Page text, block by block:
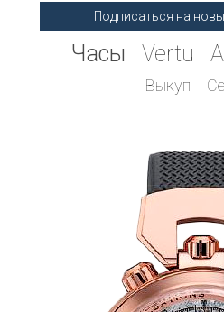
Подписаться на
Часы Vertu
Выкуп